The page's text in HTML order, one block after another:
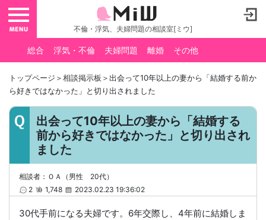
toggle navigation
不倫・浮気、夫婦問題の相談室[ミウ]
総合 浮気・不倫 夫婦問題 離婚 その他
トップページ ＞相談掲示板 ＞出会って10年以上の妻から「結婚する前か
ら好きではなかった」と切り出されました
出会って10年以上の妻から「結婚する
前から好きではなかった」と切り出され
ました
相談者：ＯＡ（男性 20代）
2
1,748 2023.02.23 19:36:02
30代手前になる夫婦です。6年交際し、4年前に結婚しま